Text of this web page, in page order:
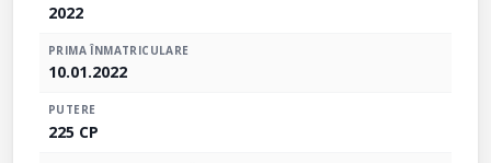
2022
PRIMA ÎNMATRICULARE
10.01.2022
PUTERE
225 CP